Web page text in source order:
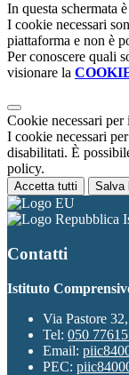
In questa schermata
I cookie necessari
piattaforma e non è
Per conoscere quali
visionare la
Cookie necessari
I cookie necessari
disabilitati. È
policy.
Accetta tutti Salva
Contatti
Istituto
Via Pastore
Tel: 050
Email:
PEC: